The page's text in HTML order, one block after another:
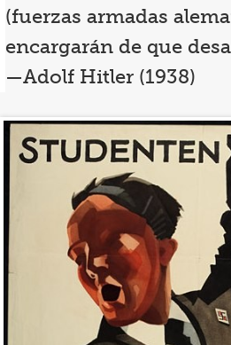
(fuerzas armadas
encargarán de que
—Adolf Hitler (1938)